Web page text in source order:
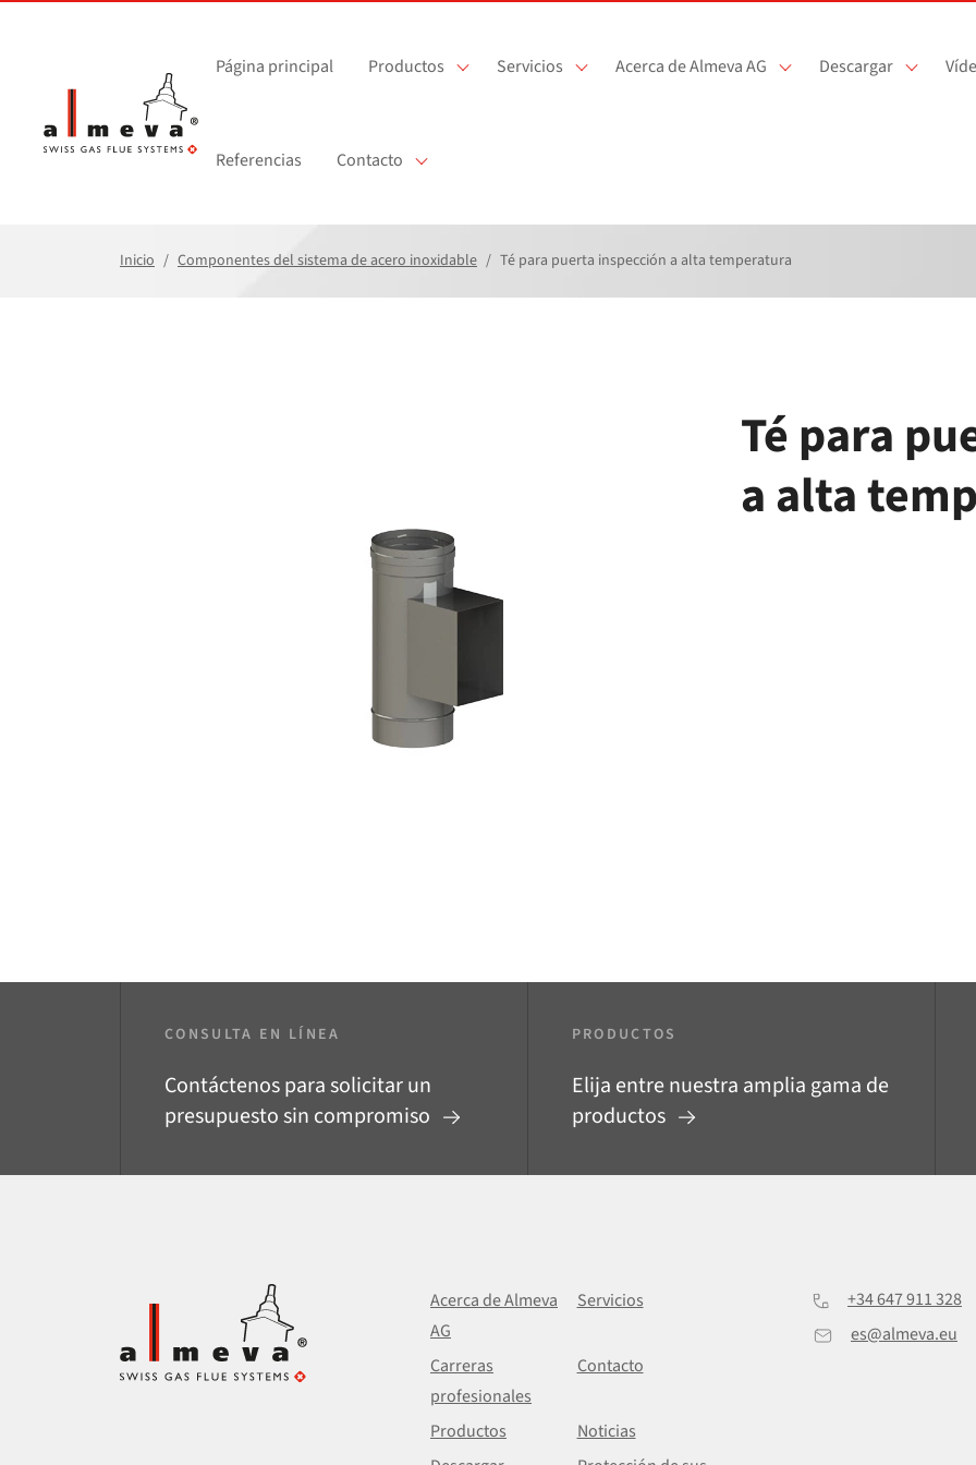
Página principal Productos Servicios Acerca de Almeva AG Descargar
Referencias Contacto
Inicio Componentes del sistema de acero inoxidable Té para puerta inspección a alta temperatura
Té para
a alta
CONSULTA EN LÍNEA
Contáctenos para solicitar un
presupuesto sin compromiso
PRODUCTOS
Elija entre nuestra amplia gama de
productos
Acerca de Almeva
AG
Servicios
Carreras
profesionales
Contacto
Productos
Noticias
+34 647 911 328
es@almeva.eu